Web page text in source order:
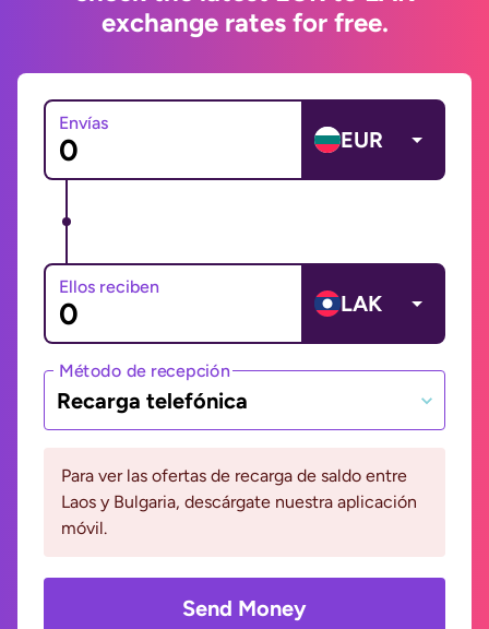
exchange rates for free.
Envías
EUR
Ellos reciben
LAK
Método de recepción
Recarga telefónica
Para ver las ofertas de recarga de saldo entre
Laos y Bulgaria, descárgate nuestra aplicación
móvil.
Send Money